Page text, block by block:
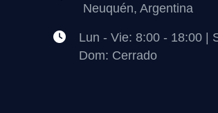
Neuquén, Argentina
Lun - Vie: 8:00 - 18:00 |
Dom: Cerrado